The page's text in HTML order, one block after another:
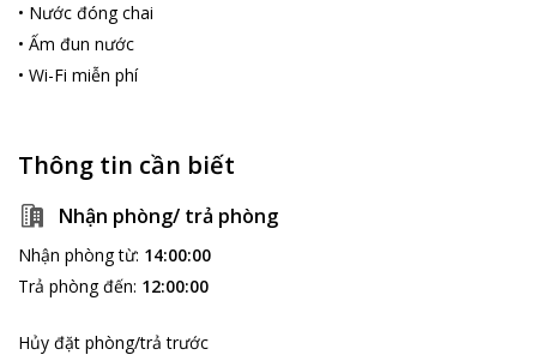
• Nước đóng chai
• Ấm đun nước
• Wi-Fi miễn phí
Thông tin cần biết
Nhận phòng/ trả phòng
Nhận phòng từ: 14:00:00
Trả phòng đến: 12:00:00
Hủy đặt phòng/trả trước